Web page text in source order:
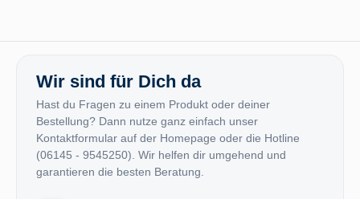
Wir sind für Dich da
Hast du Fragen zu einem Produkt oder deiner
Bestellung? Dann nutze ganz einfach unser
Kontaktformular auf der Homepage oder die Hotline
(06145 - 9545250). Wir helfen dir umgehend und
garantieren die besten Beratung.